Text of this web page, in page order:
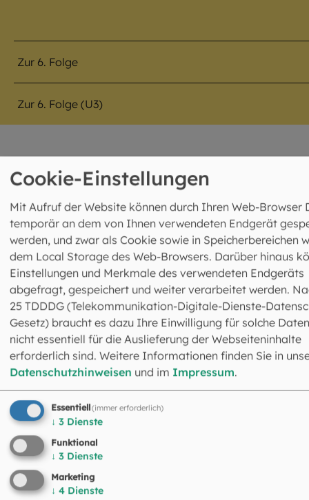
Zur 6. Folge
Zur 6. Folge (U3)
© Julia Romeiß / EOM
Teil 7: Friedensgruß
© Julia Romeiß / EOM
Teil 8: Jubeln
Cookie-Einstellungen
Mit Aufruf der Website können durch Ihren Web-Browser
temporär an dem von Ihnen verwendeten Endgerät
werden, und zwar als Cookie sowie in Speicherbereichen
dem Local Storage des Web-Browsers. Darüber hinaus
Einstellungen und Merkmale des verwendeten Endgeräts
abgefragt, gespeichert und weiter verarbeitet werden.
25 TDDDG (Telekommunikation-Digitale-Dienste-
Gesetz) braucht es dazu Ihre Einwilligung für solche
nicht essentiell für die Auslieferung der Webseiteninhalte
erforderlich sind. Weitere Informationen finden Sie in
Datenschutzhinweisen und im Impressum.
Essentiell(immer erforderlich)
↓ 3 Dienste
Funktional
↓ 3 Dienste
Marketing
↓ 4 Dienste